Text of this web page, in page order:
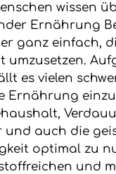
wissen
Ernährung
ganz einfach,
umzusetzen.
es vielen
Ernährung
und auch die
optimal zu
und